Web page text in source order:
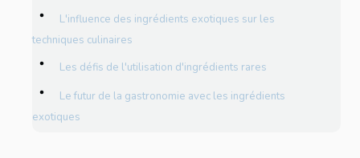
L'influence des ingrédients exotiques sur les
techniques culinaires
Les défis de l'utilisation d'ingrédients rares
Le futur de la gastronomie avec les ingrédients
exotiques